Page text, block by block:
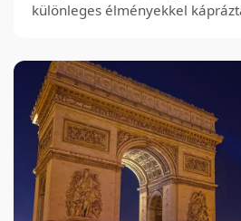
különleges élményekkel